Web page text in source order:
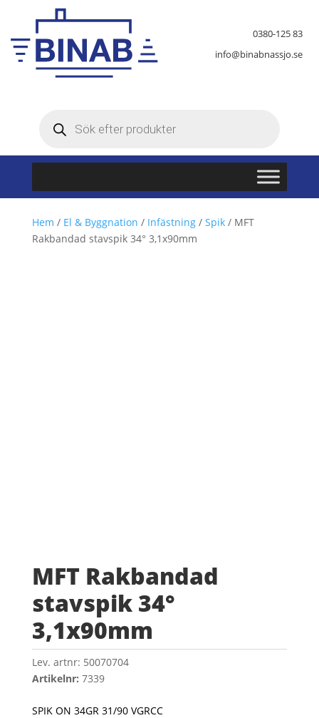
0380-125 83
info@binabnassjo.se
Hem / El & Byggnation / Infästning/ Spik/ MFT
Rakbandad stavspik 34° 3,1x90mm
MFT Rakbandad
stavspik 34°
3,1x90mm
Lev. artnr: 50070704
Artikelnr: 7339
SPIK ON 34GR 31/90 VGRCC